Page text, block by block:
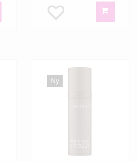
Ny